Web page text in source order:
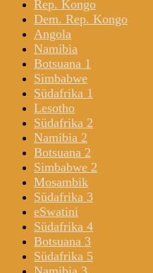
Rep. Kongo
Dem. Rep. Kongo
Angola
Namibia
Botsuana 1
Simbabwe
Südafrika 1
Lesotho
Südafrika 2
Namibia 2
Botsuana 2
Simbabwe 2
Mosambik
Südafrika 3
eSwatini
Südafrika 4
Botsuana 3
Südafrika 5